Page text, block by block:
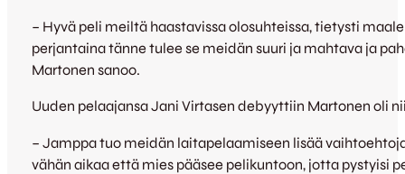
– Hyvä peli meiltä haastavissa olosuhteissa, tietysti
perjantaina tänne tulee se meidän suuri ja mahtava ja
Martonen sanoo.
Uuden pelaajansa Jani Virtasen debyyttiin Martonen oli
– Jamppa tuo meidän laitapelaamiseen lisää
vähän aikaa että mies pääsee pelikuntoon, jotta pystyisi